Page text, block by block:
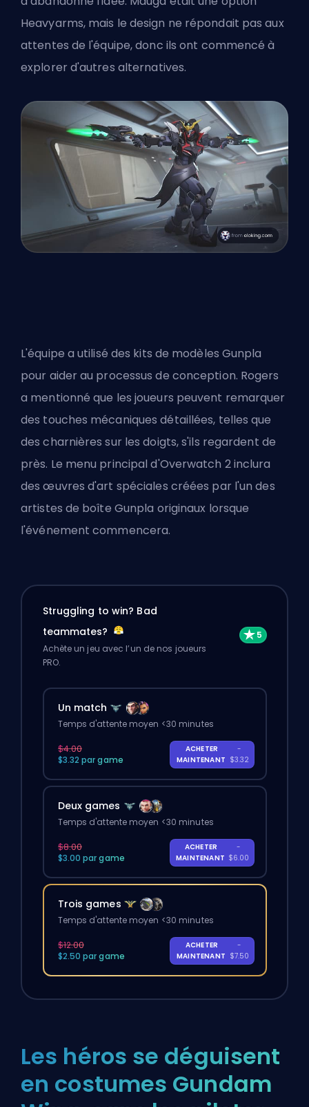
Heavyarms, mais le design ne répondait pas aux
attentes de l'équipe, donc ils ont commencé à
explorer d'autres alternatives.
L'équipe a utilisé des kits de modèles Gunpla
pour aider au processus de conception. Rogers
a mentionné que les joueurs peuvent remarquer
des touches mécaniques détaillées, telles que
des charnières sur les doigts, s'ils regardent de
près. Le menu principal d'Overwatch 2 inclura
des œuvres d'art spéciales créées par l'un des
artistes de boîte Gunpla originaux lorsque
l'événement commencera.
Struggling to win? Bad
teammates?
Achète un jeu avec l’un de nos joueurs
PRO.
Un match
Temps d'attente moyen <30 minutes
$4.00
$3.32 par game
ACHETER
MAINTENANT
-
$3.32
Deux games
Temps d'attente moyen <30 minutes
$8.00
$3.00 par game
ACHETER
MAINTENANT
-
$6.00
Trois games
Temps d'attente moyen <30 minutes
$12.00
$2.50 par game
ACHETER
MAINTENANT
-
$7.50
Les héros se déguisent
en costumes Gundam